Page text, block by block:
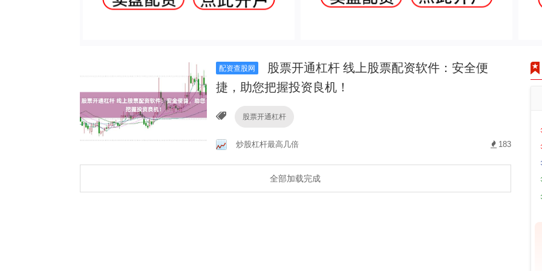
配资查股网
股票开通杠杆 线上股票配资软件：安全便
捷，助您把握投资良机！
股票开通杠杆
炒股杠杆最高几倍 183
全部加载完成